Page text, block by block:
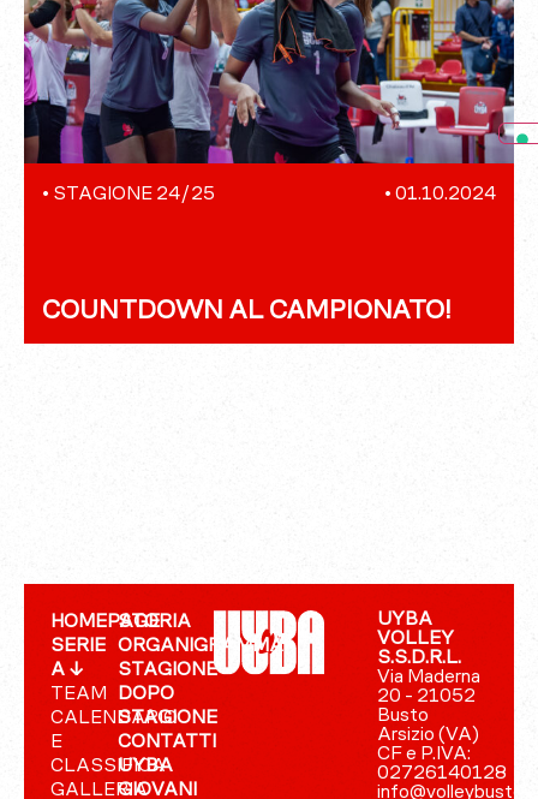
• STAGIONE 24/25 • 01.10.2024
COUNTDOWN AL CAMPIONATO!
HOMEPAGE
SERIE
A ↓
TEAM
CALENDARIO
E
CLASSIFICA
GALLERIA
STORIA
ORGANIGRAMMA
STAGIONE
DOPO
STAGIONE
CONTATTI
UYBA
GIOVANI
UYBA
VOLLEY
S.S.D.R.L.
Via Maderna
20 - 21052
Busto
Arsizio (VA)
CF e P.IVA:
02726140128